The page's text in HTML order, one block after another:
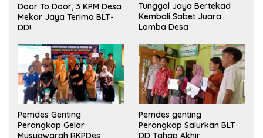
Door To Door, 3 KPM Desa
Mekar Jaya Terima BLT-
DD!
Tunggal Jaya Bertekad
Kembali Sabet Juara
Lomba Desa
Pemdes Genting
Perangkap Gelar
Pemdes genting
Perangkap Salurkan BLT